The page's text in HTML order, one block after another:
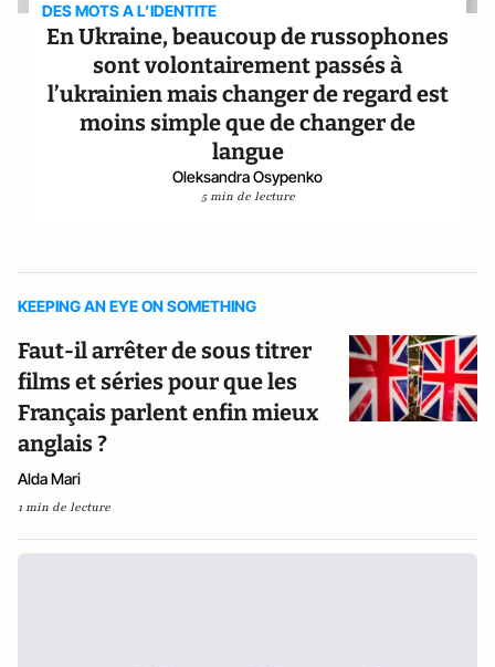
DES MOTS A L’IDENTITE
En Ukraine, beaucoup de russophones
sont volontairement passés à
l’ukrainien mais changer de regard est
moins simple que de changer de
langue
Oleksandra Osypenko
5 min de lecture
KEEPING AN EYE ON SOMETHING
Faut-il arrêter de sous titrer
films et séries pour que les
Français parlent enfin mieux
anglais ?
Alda Mari
1 min de lecture